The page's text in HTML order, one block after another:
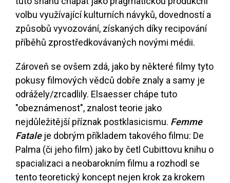
volbu využívající kulturních návyků, dovedností a
způsobů vyvozování, získaných díky recipování
příběhů zprostředkovávaných novými médii.
Zároveň se ovšem zdá, jako by některé filmy tyto
pokusy filmových vědců dobře znaly a samy je
odrážely/zrcadlily. Elsaesser chápe tuto
"obeznámenost", znalost teorie jako
nejdůležitější příznak postklasicismu. Femme
Fatale je dobrým příkladem takového filmu: De
Palma (či jeho film) jako by četl Cubittovu knihu o
spacializaci a neobarokním filmu a rozhodl se
tento teoretický koncept nejen krok za krokem